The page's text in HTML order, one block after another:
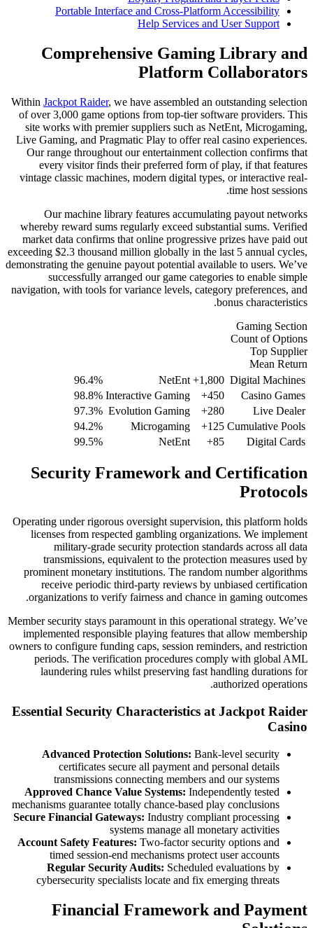
Portable Interface
WithinJackpot Raider, we
of over 3,000 game
site works with premier
Live Gaming, and
Our range throughout our
every visitor finds their
vintage classic machines,
Our machine library
whereby reward sums
market data confirms that
exceeding $2.3 thousand
demonstrating the genuine
successfully
navigation, with tools for
96.4%
98.8%
97.3%
94.2%
99.5%
Security
Operating under rigorous
licenses from respected
military-grade
transmissions,
prominent monetary
receive periodic third-
organizations to verify
Member security stays
implemented responsible
owners to configure funding
periods. The
laundering rules whilst
Essential Security
Advanced Protection
certificates secure
transmissions
Approved Chance Value
mechanisms guarantee
Secure Financial Gateways:
Account Safety Features:
timed session-end
Regular Security
cybersecurity
Financial